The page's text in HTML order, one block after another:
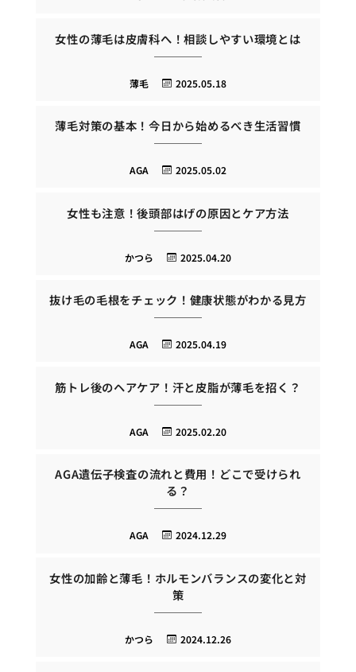
女性の薄毛は皮膚科へ！相談しやすい環境とは
2025.05.18
薄毛
薄毛対策の基本！今日から始めるべき生活習慣
2025.05.02
AGA
女性も注意！後頭部はげの原因とケア方法
2025.04.20
かつら
抜け毛の毛根をチェック！健康状態がわかる見方
2025.04.19
AGA
筋トレ後のヘアケア！汗と皮脂が薄毛を招く？
2025.02.20
AGA
AGA遺伝子検査の流れと費用！どこで受けられ
る？
2024.12.29
AGA
女性の加齢と薄毛！ホルモンバランスの変化と対
策
2024.12.26
かつら